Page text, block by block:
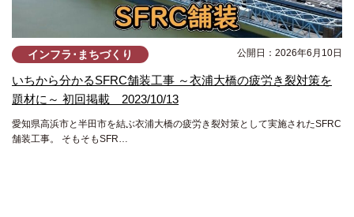
インフラ･まちづくり 公開日：2026年6月10日
いちから分かるSFRC舗装工事 ～衣浦大橋の疲労き裂対策を
題材に～ 初回掲載 2023/10/13
愛知県高浜市と半田市を結ぶ衣浦大橋の疲労き裂対策として実施されたSFRC
舗装工事。 そもそもSFR…